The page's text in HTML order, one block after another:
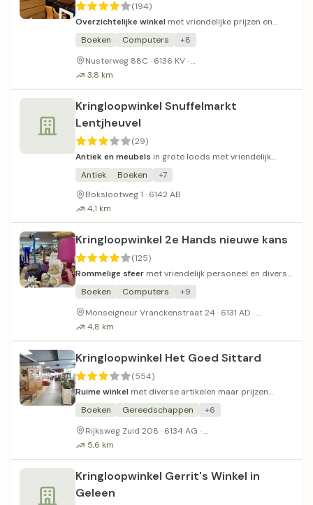
(194)
Overzichtelijke winkel met vriendelijke prijzen en
groot assortiment.
Boeken Computers
+8
Nusterweg 88C · 6136 KV ·
3,8 km
Kringloopwinkel Snuffelmarkt
Lentjheuvel
(29)
Antiek en meubels in grote loods met vriendelijk
personeel.
Antiek Boeken
+7
Bokslootweg 1 · 6142 AB
4,1 km
Kringloopwinkel 2e Hands nieuwe kans
(125)
Rommelige sfeer met vriendelijk personeel en diverse
tweedehands vondsten.
Boeken Computers
+9
Monseigneur Vranckenstraat 24 · 6131 AD ·
4,8 km
Kringloopwinkel Het Goed Sittard
(554)
Ruime winkel met diverse artikelen maar prijzen
boven gemiddeld.
Boeken Gereedschappen
+6
Rijksweg Zuid 208 · 6134 AG ·
5,6 km
Kringloopwinkel Gerrit's Winkel in
Geleen